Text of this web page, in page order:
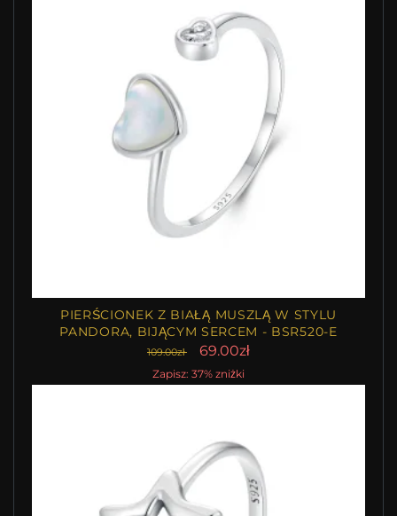
PIERŚCIONEK Z BIAŁĄ MUSZLĄ W STYLU
PANDORA, BIJĄCYM SERCEM - BSR520-E
109.00zł 69.00zł
Zapisz: 37% zniżki